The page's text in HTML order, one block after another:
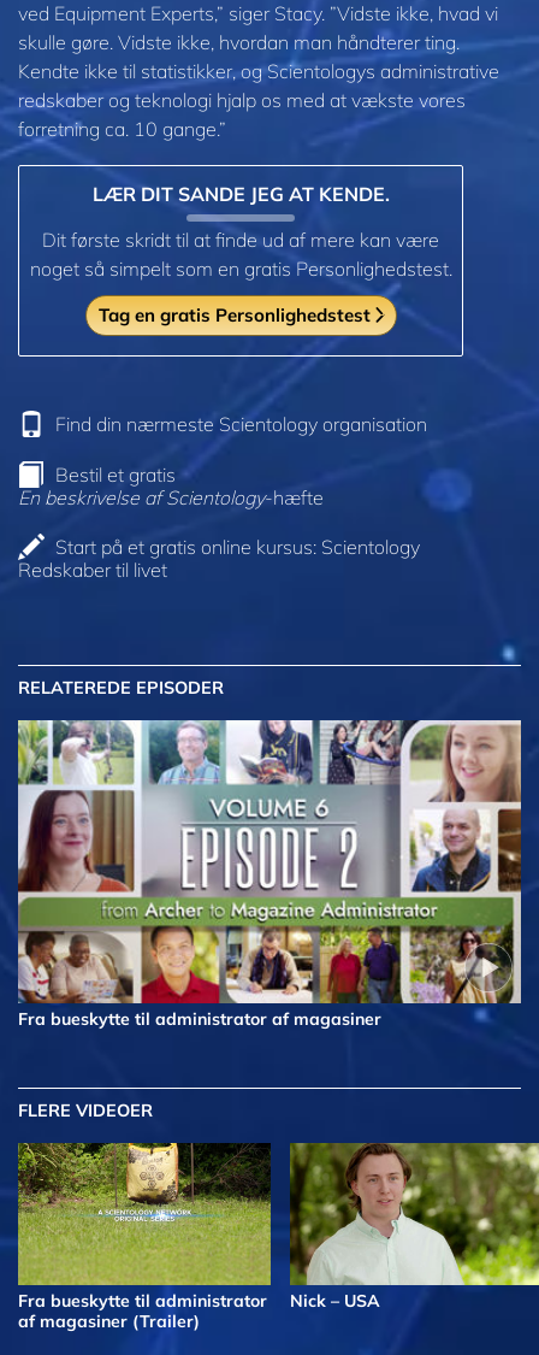
ved Equipment Experts,” siger Stacy. ”Vidste ikke, hvad vi
skulle gøre. Vidste ikke, hvordan man håndterer ting.
Kendte ikke til statistikker, og Scientologys administrative
redskaber og teknologi hjalp os med at vækste vores
forretning ca. 10 gange.”
LÆR DIT SANDE JEG AT KENDE.
Dit første skridt til at finde ud af mere kan være
noget så simpelt som en gratis Personlighedstest.
Tag en gratis Personlighedstest
Find din nærmeste Scientology organisation
Bestil et gratis
En beskrivelse af Scientology-hæfte
Start på et gratis online kursus: Scientology
Redskaber til livet
RELATEREDE EPISODER
Fra bueskytte til administrator af magasiner
FLERE VIDEOER
Fra bueskytte til administrator
af magasiner (Trailer)
Nick – USA